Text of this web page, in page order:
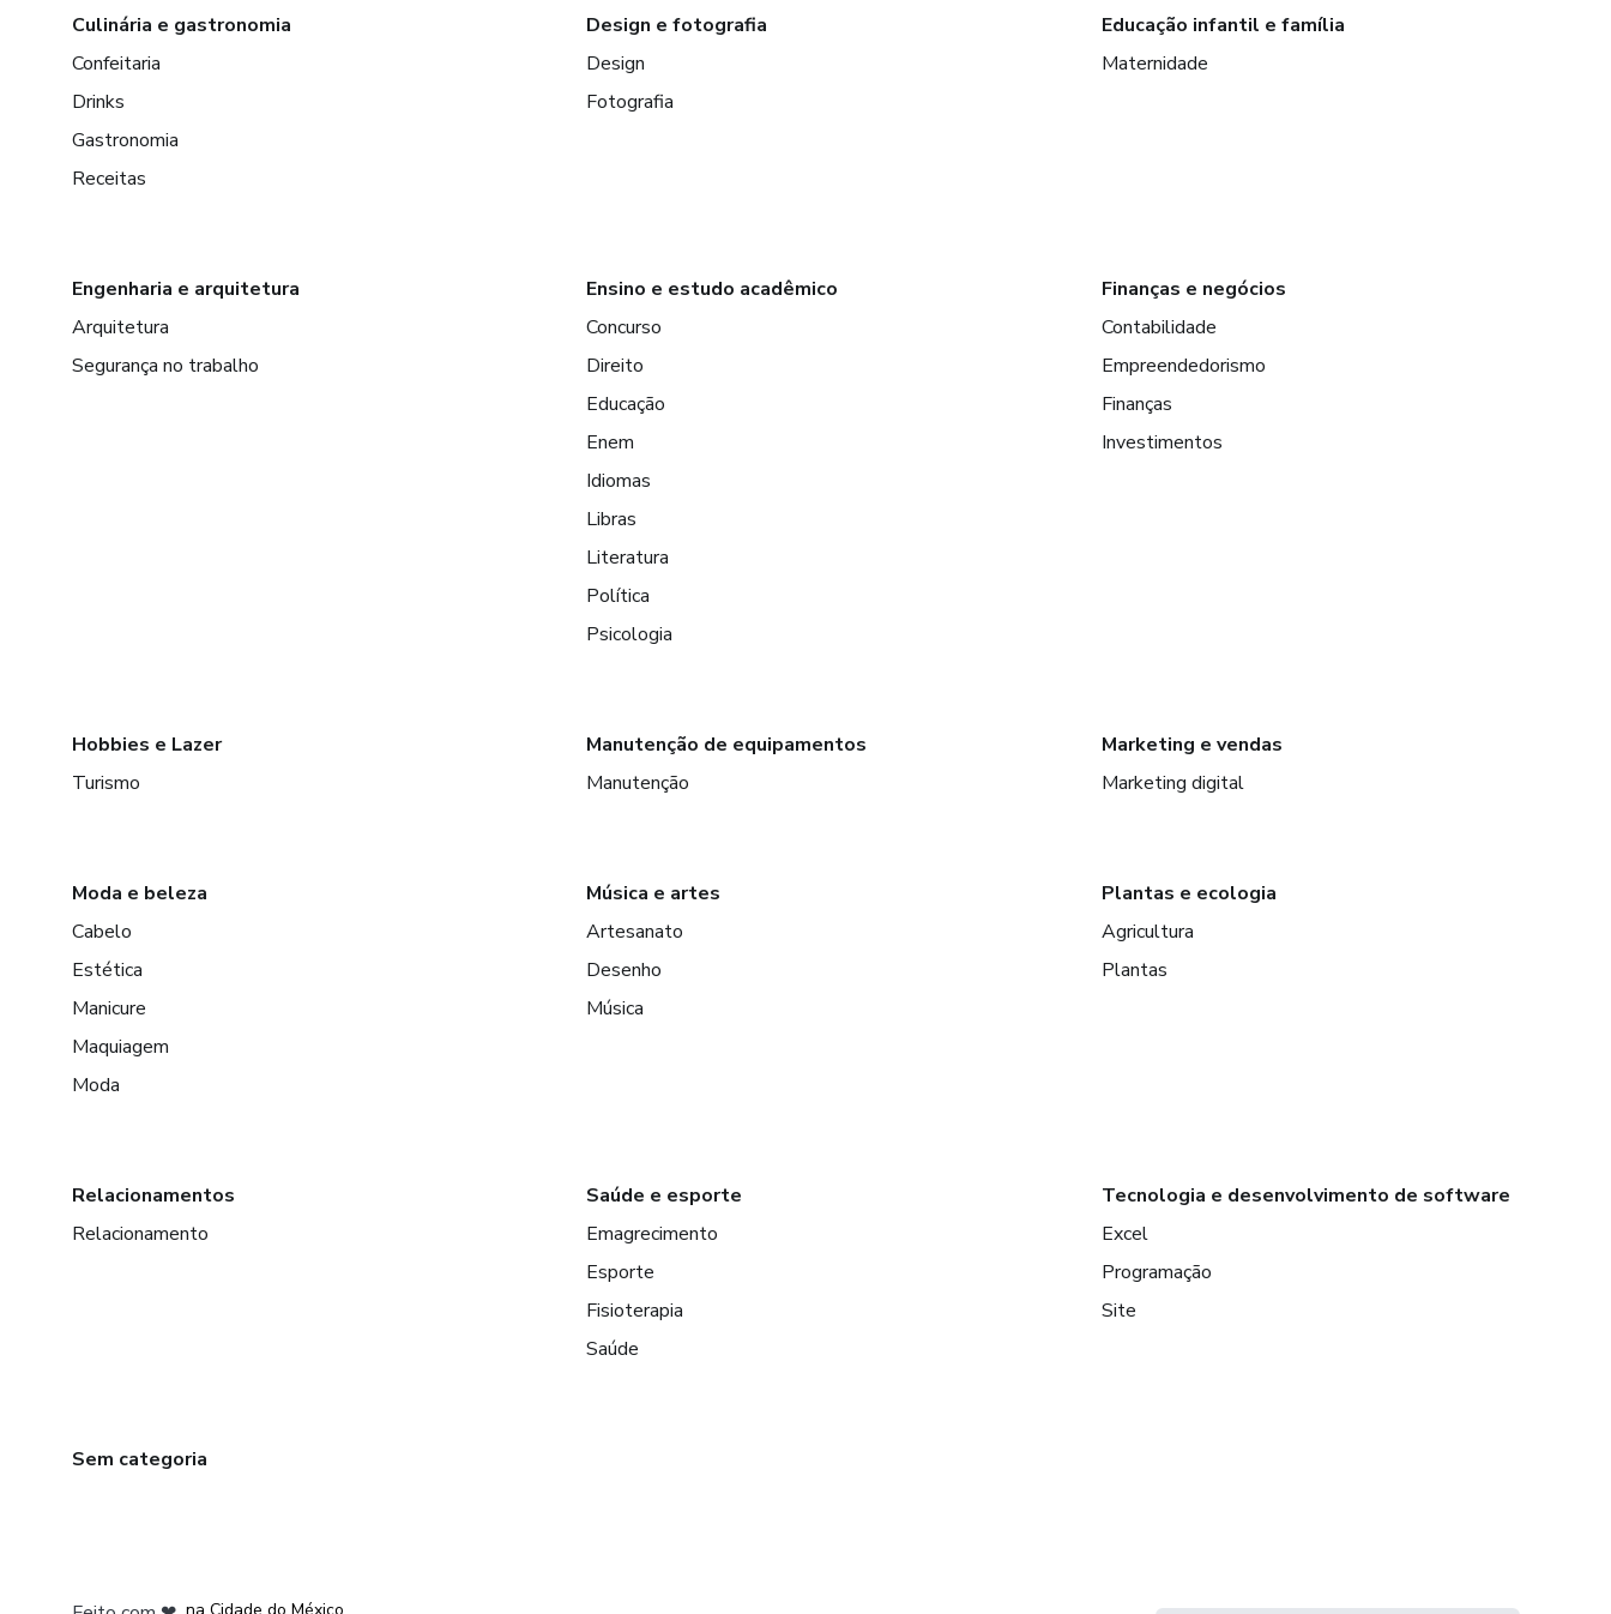
Culinária e gastronomia
Confeitaria
Drinks
Gastronomia
Receitas
Design e fotografia
Design
Fotografia
Educação infantil e família
Maternidade
Engenharia e arquitetura
Arquitetura
Segurança no trabalho
Ensino e estudo acadêmico
Concurso
Direito
Educação
Enem
Idiomas
Libras
Literatura
Política
Psicologia
Finanças e negócios
Contabilidade
Empreendedorismo
Finanças
Investimentos
Hobbies e Lazer
Turismo
Manutenção de equipamentos
Manutenção
Marketing e vendas
Marketing digital
Moda e beleza
Cabelo
Estética
Manicure
Maquiagem
Moda
Música e artes
Artesanato
Desenho
Música
Plantas e ecologia
Agricultura
Plantas
Relacionamentos
Relacionamento
Saúde e esporte
Emagrecimento
Esporte
Fisioterapia
Saúde
Tecnologia e desenvolvimento de software
Excel
Programação
Site
Sem categoria
na Cidade do México